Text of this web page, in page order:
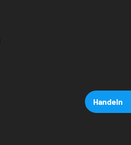
Handeln